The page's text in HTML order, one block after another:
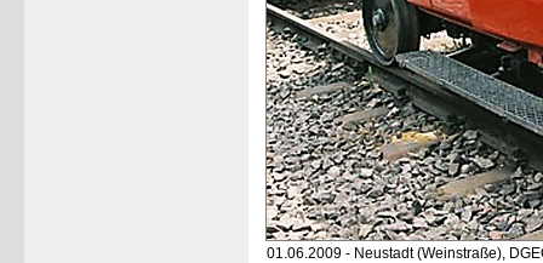
01.06.2009 - Neustadt (Weinstraße),